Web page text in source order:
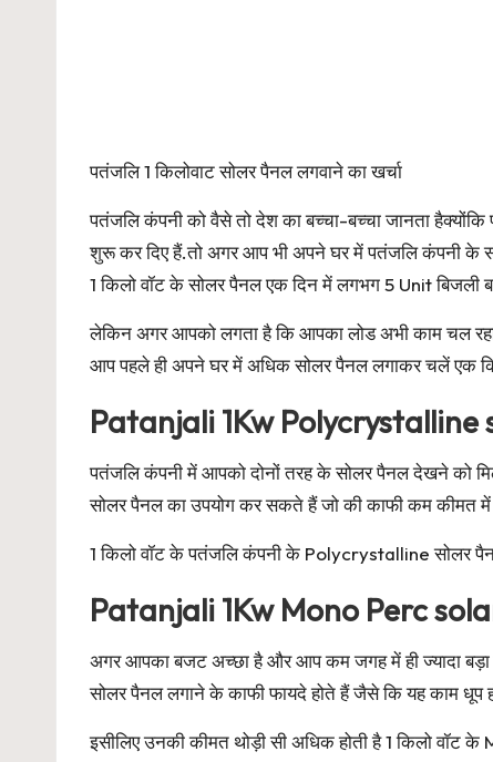
पतंजलि 1 किलोवाट सोलर पैनल लगवाने का खर्चा
पतंजलि कंपनी को वैसे तो देश का बच्चा-बच्चा जानता
शुरू कर दिए हैं.तो अगर आप भी अपने घर में पतंजलि कंपनी के
1 किलो वॉट के सोलर पैनल एक दिन में लगभग 5 Unit
लेकिन अगर आपको लगता है कि आपका लोड अभी काम चल
आप पहले ही अपने घर में अधिक सोलर पैनल लगाकर चलें एक
Patanjali 1Kw
पतंजलि कंपनी में आपको दोनों तरह के सोलर पैनल देखने को
सोलर पैनल का उपयोग कर सकते हैं जो की काफी कम कीमत
1 किलो वॉट के पतंजलि कंपनी के Polycrystalline सोलर
Patanjali 1Kw Mono Perc
अगर आपका बजट अच्छा है और आप कम जगह में ही ज्यादा
सोलर पैनल लगाने के काफी फायदे होते हैं जैसे कि यह काम धूप
इसीलिए उनकी कीमत थोड़ी सी अधिक होती है 1 किलो